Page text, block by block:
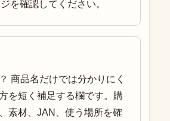
を確認してください。
商品名だけでは分かりにく
を短く補足する欄です。購
素材、JAN、使う場所を確